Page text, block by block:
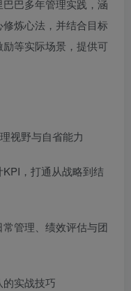
巴多年管理实践，涵
修炼心法，并结合目标
等实际场景，提供可
视野与自省能力
，打通从战略到结
管理、绩效评估与团
实战技巧